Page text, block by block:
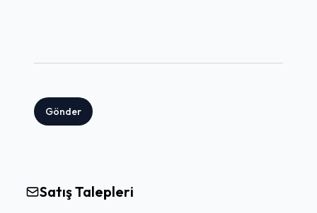
Gönder
Satış Talepleri